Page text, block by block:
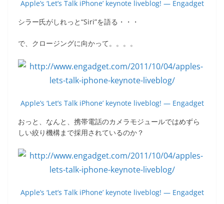
Apple’s ‘Let’s Talk iPhone’ keynote liveblog! — Engadget
シラー氏がしれっと“Siri”を語る・・・
で、クロージングに向かって。。。。
Apple’s ‘Let’s Talk iPhone’ keynote liveblog! — Engadget
おっと、なんと、携帯電話のカメラモジュールではめずら
しい絞り機構まで採用されているのか？
Apple’s ‘Let’s Talk iPhone’ keynote liveblog! — Engadget